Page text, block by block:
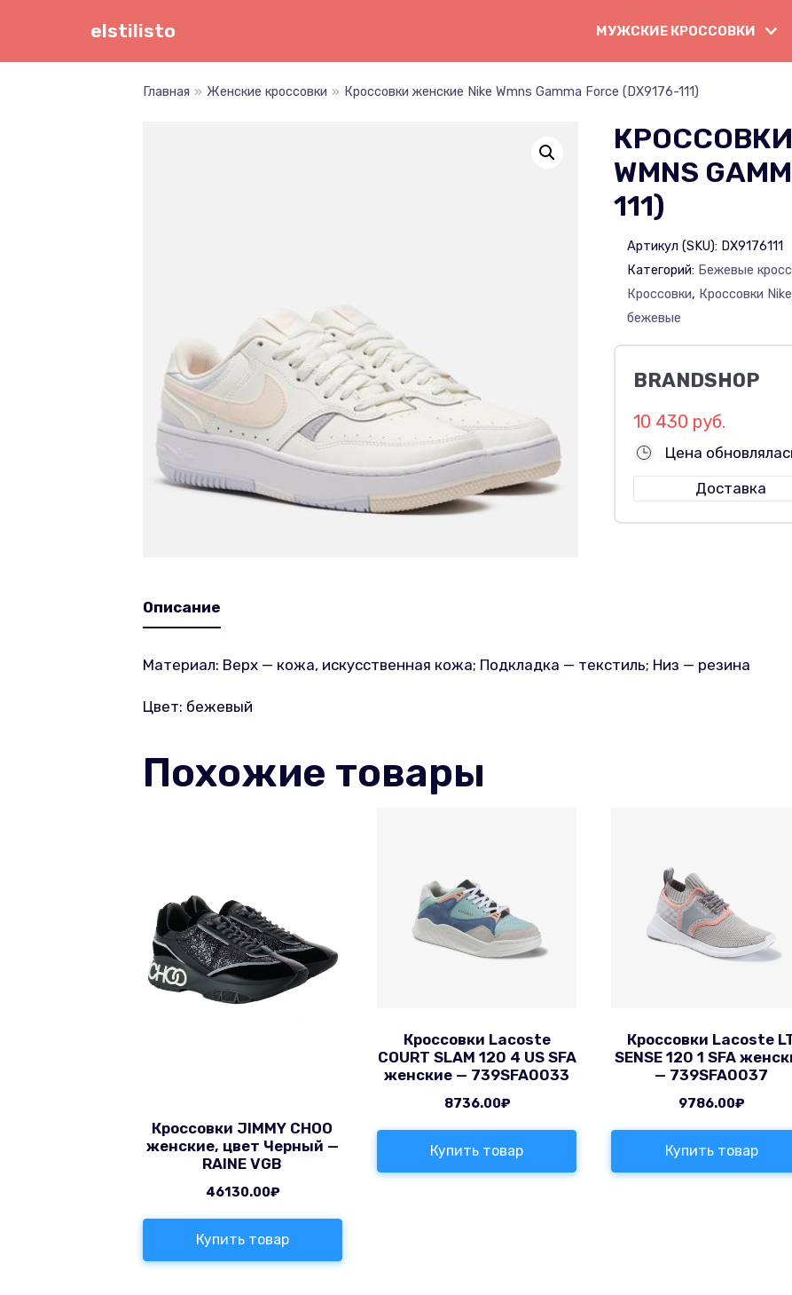
elstilisto МУЖСКИЕ КРОССОВКИ
Главная » Женские кроссовки » Кроссовки женские Nike Wmns Gamma Force (DX9176-111)
WMNS
111)
Артикул (SKU): DX9176111
Категорий: Бежевые
Кроссовки, Кроссовки Nike
бежевые
BRANDSHOP
10 430 руб.
Цена
Доставка
Описание
Материал: Верх — кожа, искусственная кожа; Подкладка — текстиль; Низ — резина
Цвет: бежевый
Похожие товары
Кроссовки JIMMY CHOO
женские, цвет Черный —
RAINE VGB
46130.00₽
Купить товар
Кроссовки Lacoste
COURT SLAM 120 4 US SFA
женские — 739SFA0033
8736.00₽
Купить товар
Кроссовки Lacoste
SENSE 120 1 SFA
— 739SFA0037
9786.00₽
Купить товар